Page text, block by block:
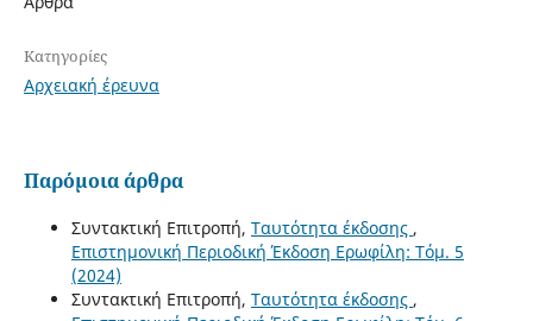
Κατηγορίες
Αρχειακή έρευνα
Παρόμοια άρθρα
Συντακτική Επιτροπή, Ταυτότητα έκδοσης ,
Επιστημονική Περιοδική Έκδοση Ερωφίλη: Τόμ. 5
(2024)
Συντακτική Επιτροπή, Ταυτότητα έκδοσης ,